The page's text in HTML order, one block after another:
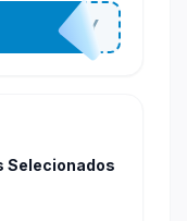
Selecionados